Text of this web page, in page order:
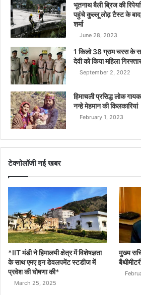
भूतनाथ बैली ब्रिज की
पहुंचे कुल्लू लोढ़ टैस्ट के बाद
शर्मा
June 28, 2023
1 किलो 38 ग्राम चरस के
देवी को किया महिला गिरफ्तार
September 2, 2022
हिमाचली प्रसिद्ध लोक
नन्हे मेहमान की किलकारियां
February 1, 2023
टेक्नोलॉजी नई खबर
*IIT मंडी ने हिमालयी क्षेत्र में विशेषज्ञता
के साथ एमए इन डेवलपमेंट स्टडीज में
प्रवेश की घोषणा की*
March 25, 2025
मुख्य